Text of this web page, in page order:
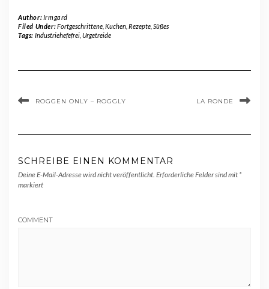
Author:Irmgard
Filed Under:Fortgeschrittene, Kuchen, Rezepte, Süßes
Tags: Industriehefefrei, Urgetreide
ROGGEN ONLY – ROGGLY LA RONDE
SCHREIBE EINEN KOMMENTAR
Deine E-Mail-Adresse wird nicht veröffentlicht. Erforderliche Felder sind mit *
markiert
COMMENT